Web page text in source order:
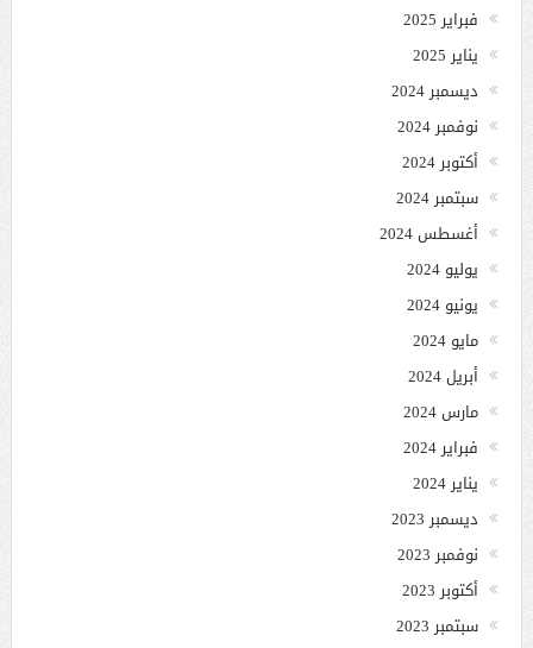
فبراير 2025
يناير 2025
ديسمبر 2024
نوفمبر 2024
أكتوبر 2024
سبتمبر 2024
أغسطس 2024
يوليو 2024
يونيو 2024
مايو 2024
أبريل 2024
مارس 2024
فبراير 2024
يناير 2024
ديسمبر 2023
نوفمبر 2023
أكتوبر 2023
سبتمبر 2023